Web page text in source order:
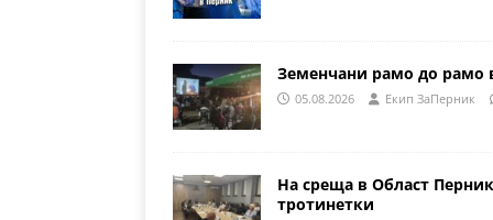
Земенчани рамо до рамо
05.08.2026 Eкип ЗаПерник
На среща в Област
тротинетки